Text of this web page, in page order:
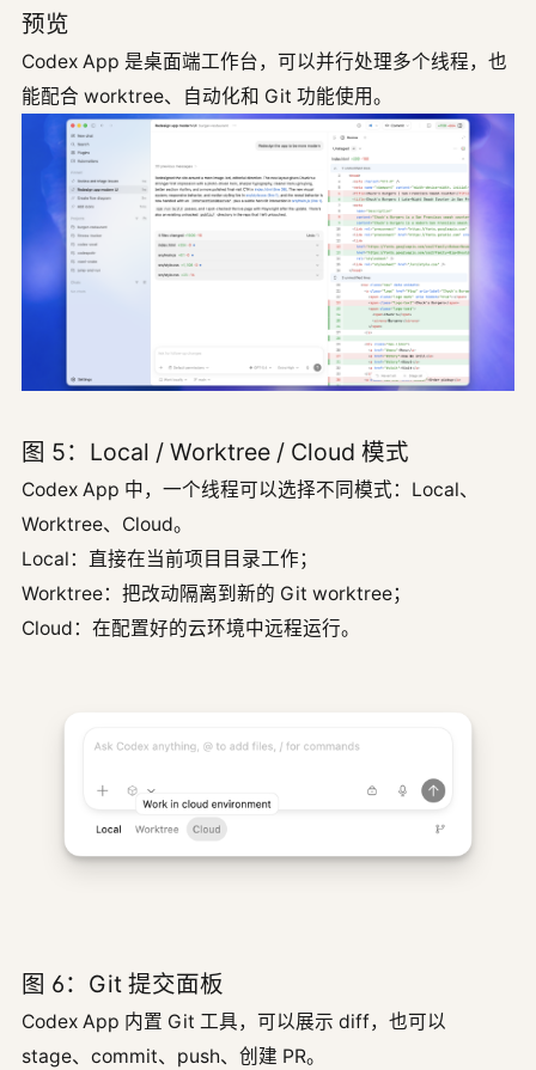
预览
Codex App 是桌面端工作台，可以并行处理多个线程，也
能配合 worktree、自动化和 Git 功能使用。
图 5：Local / Worktree / Cloud 模式
Codex App 中，一个线程可以选择不同模式：Local、
Worktree、Cloud。
Local：直接在当前项目目录工作；
Worktree：把改动隔离到新的 Git worktree；
Cloud：在配置好的云环境中远程运行。
图 6：Git 提交面板
Codex App 内置 Git 工具，可以展示 diff，也可以
stage、commit、push、创建 PR。